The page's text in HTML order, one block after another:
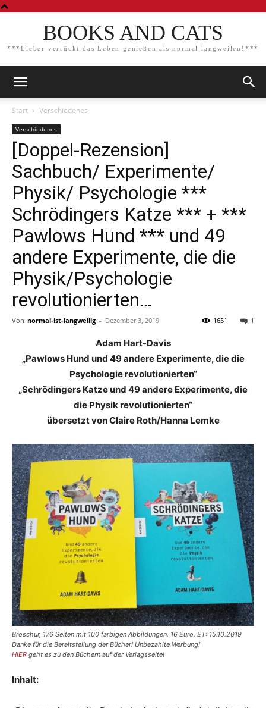
BOOKS AND CATS
***Lieber verrückt das Leben genießen als normal langweilen!***
Start Verschiedenes
Verschiedenes
[Doppel-Rezension]
Sachbuch/ Experimente/
Physik/ Psychologie ***
Schrödingers Katze *** + ***
Pawlows Hund *** und 49
andere Experimente, die die
Physik/Psychologie
revolutionierten…
Von normal-ist-langweilig - Dezember 3, 2019 1
1651
Adam Hart-Davis
„Pawlows Hund und 49 andere Experimente, die die
Psychologie revolutionierten“
„Schrödingers Katze und 49 andere Experimente, die
die Physik revolutionierten“
übersetzt von Claire Roth/Hanna Lemke
Broschur, 176 Seiten mit 100 farbigen Abbildungen, 16 Euro, ET: 15.10.2019
Danke für die Bereitstellung der Bücher! Unbezahlte Werbung!
HIER geht es zu den Büchern auf der Verlagsseite!
Inhalt: